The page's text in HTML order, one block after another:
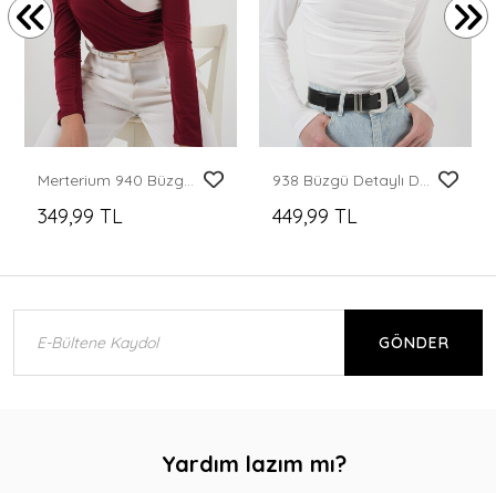
Merterium 940 Büzgü Detaylı Sandy Bluz - Bordo
349,99 TL
938 Büzgü Detaylı Dik Yaka Sandy Bluz - Beyaz
449,99 TL
GÖNDER
Yardım lazım mı?